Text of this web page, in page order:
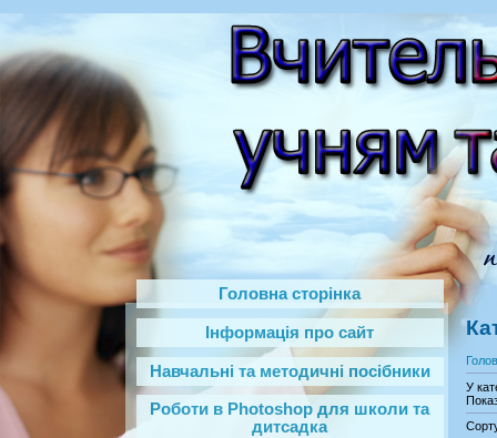
Головна сторінка
Інформація про сайт
Навчальні та методичні посібники
Роботи в Photoshop‎ для школи та
дитсадка
У